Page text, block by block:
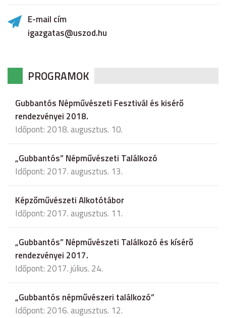
E-mail cím
igazgatas@uszod.hu
PROGRAMOK
Gubbantós Népművészeti Fesztivál és kisérő
rendezvényei 2018.
Időpont: 2018. augusztus. 10.
„Gubbantós” Népművészeti Találkozó
Időpont: 2017. augusztus. 13.
Képzőművészeti Alkotótábor
Időpont: 2017. augusztus. 11.
„Gubbantós” Népművészeti Találkozó és kísérő
rendezvényei 2017.
Időpont: 2017. július. 24.
„Gubbantós népművészeri találkozó”
Időpont: 2016. augusztus. 12.